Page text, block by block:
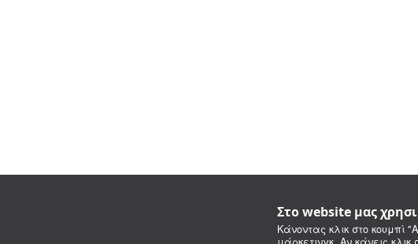
Στο website μας
Κάνοντας κλικ στο κουμπί